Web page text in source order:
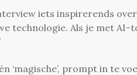
iets inspirerends
technologie. Als je met
‘magische’, prompt in te